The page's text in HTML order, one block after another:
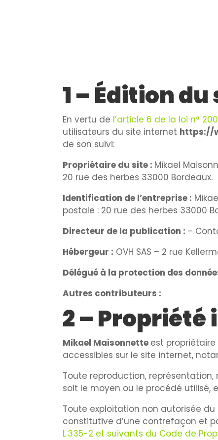
1 – Édition du
En vertu de l’article 6 de la loi n°
utilisateurs du site internet https://
de son suivi:
Propriétaire du site : Mikael
20 rue des herbes 33000 Bordeaux.
Identification de l’entreprise :
postale : 20 rue des herbes 33000
Directeur de la publication : –
Hébergeur : OVH SAS – 2 rue
Délégué à la protection des
Autres contributeurs :
2 –
Mikael Maisonnette est
accessibles sur le site internet,
Toute reproduction,
soit le moyen ou le procédé
Toute exploitation non autorisée
constitutive d’une contrefaçon et
L.335-2 et suivants du Code de